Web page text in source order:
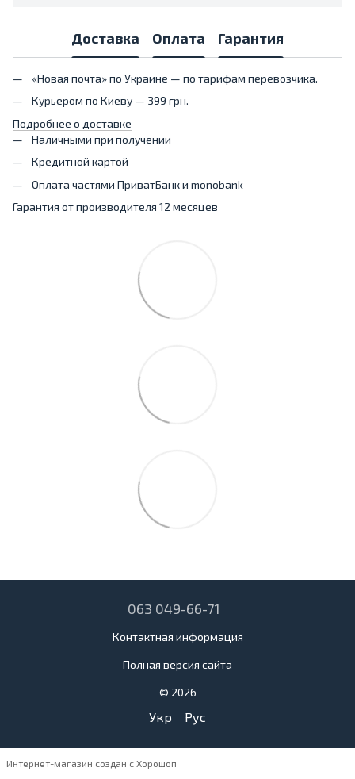
Доставка Оплата Гарантия
«Новая почта» по Украине — по тарифам перевозчика.
Курьером по Киеву — 399 грн.
Подробнее о доставке
Наличными при получении
Кредитной картой
Оплата частями ПриватБанк и monobank
Гарантия от производителя 12 месяцев
063 049-66-71
Контактная информация
Полная версия сайта
© 2026
Укр Рус
Интернет-магазин создан с Хорошоп